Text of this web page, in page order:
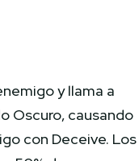
y llama a
Oscuro, causando
con Deceive. Los